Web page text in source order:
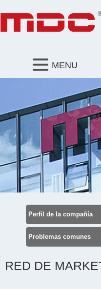
MENU
Perfil de la compañía
Problemas comunes
RED DE